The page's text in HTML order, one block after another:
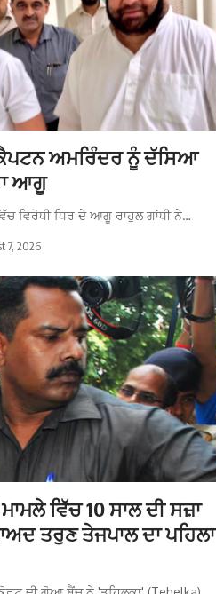
ਕੈਪਟਨ ਅਮਰਿੰਦਰ ਨੂੰ ਦੱਸਿਆ
ਆਗੂ
ਵਿਰੋਧੀ ਧਿਰ ਦੇ ਆਗੂ ਰਾਹੁਲ ਗਾਂਧੀ ਨੇ…
7, 2026
ਵਿੱਚ 10 ਸਾਲ ਦੀ ਸਜ਼ਾ
ਤਰੁਣ ਤੇਜਪਾਲ ਦਾ ਪਹਿਲਾ